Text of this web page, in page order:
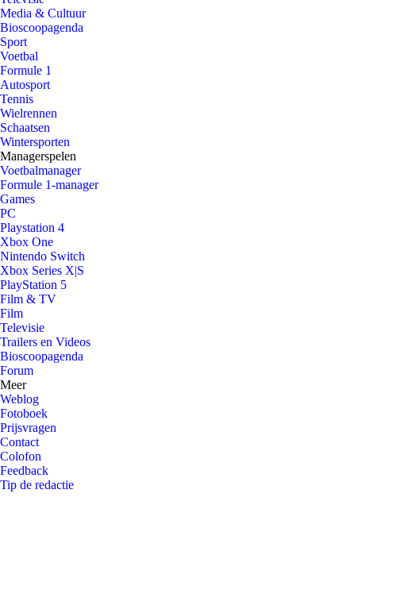
Media & Cultuur
Bioscoopagenda
Sport
Voetbal
Formule 1
Autosport
Tennis
Wielrennen
Schaatsen
Wintersporten
Managerspelen
Voetbalmanager
Formule 1-manager
Games
PC
Playstation 4
Xbox One
Nintendo Switch
Xbox Series X|S
PlayStation 5
Film & TV
Film
Televisie
Trailers en Videos
Bioscoopagenda
Forum
Meer
Weblog
Fotoboek
Prijsvragen
Contact
Colofon
Feedback
Tip de redactie